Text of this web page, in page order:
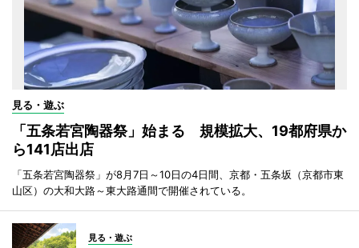
見る・遊ぶ
「五条若宮陶器祭」始まる 規模拡大、19都府県か
ら141店出店
「五条若宮陶器祭」が8月7日～10日の4日間、京都・五条坂（京都市東
山区）の大和大路～東大路通間で開催されている。
見る・遊ぶ